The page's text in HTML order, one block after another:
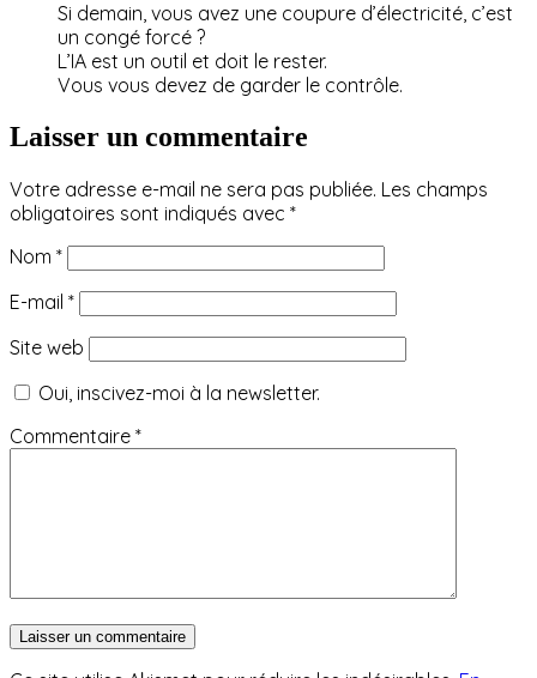
Si demain, vous avez une coupure d’électricité, c’est
un congé forcé ?
L’IA est un outil et doit le rester.
Vous vous devez de garder le contrôle.
Laisser un commentaire
Votre adresse e-mail ne sera pas publiée. Les champs
obligatoires sont indiqués avec *
Nom *
E-mail *
Site web
Oui, inscivez-moi à la newsletter.
Commentaire *